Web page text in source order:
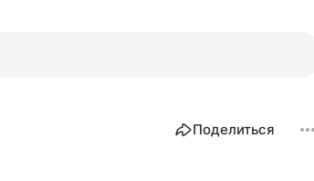
Поделиться